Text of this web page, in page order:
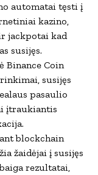
automatai tęsti į
kazino,
jackpotai kad
susijęs.
Binance Coin
susijęs
pasaulio
įtraukiantis
blockchain
žaidėjai į susijęs
rezultatai,